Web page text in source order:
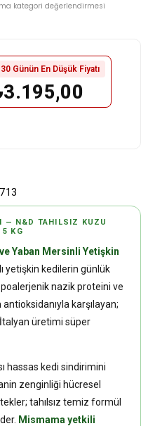
kategori değerlendirmesi
Günün En Düşük Fiyatı
— N&D TAHILSIZ KUZU
5 KG
Yaban Mersinli Yetişkin
yetişkin kedilerin günlük
nazik proteini ve
karşılayan;
üretimi süper
hassas kedi sindirimini
zenginliği hücresel
tahılsız temiz formül
Mismama yetkili